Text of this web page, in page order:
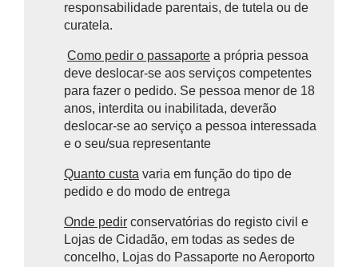
responsabilidade parentais, de tutela ou de
curatela.
Como pedir o passaporte a própria pessoa
deve deslocar-se aos serviços competentes
para fazer o pedido. Se pessoa menor de 18
anos, interdita ou inabilitada, deverão
deslocar-se ao serviço a pessoa interessada
e o seu/sua representante
Quanto custa varia em função do tipo de
pedido e do modo de entrega
Onde pedir conservatórias do registo civil e
Lojas de Cidadão, em todas as sedes de
concelho, Lojas do Passaporte no Aeroporto